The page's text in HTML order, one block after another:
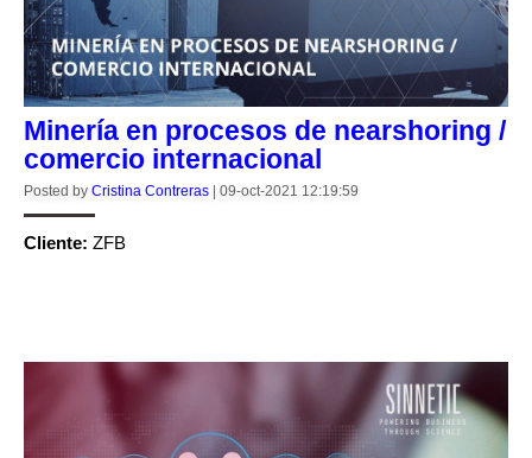
Minería en procesos de nearshoring /
comercio internacional
Posted by Cristina Contreras 09-oct-2021 12:19:59
Cliente: ZFB